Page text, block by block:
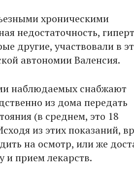
хроническими
недостаточность,
другие, участвовали в
автономии Валенсия.
наблюдаемых снабжают
из дома передать
(в среднем, это 18
из этих показаний,
на осмотр, или же
и прием лекарств.